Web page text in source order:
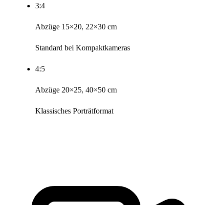
3:4
Abzüge 15×20, 22×30 cm
Standard bei Kompaktkameras
4:5
Abzüge 20×25, 40×50 cm
Klassisches Porträtformat